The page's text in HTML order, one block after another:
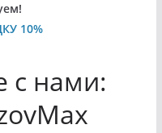
10%
с нами: